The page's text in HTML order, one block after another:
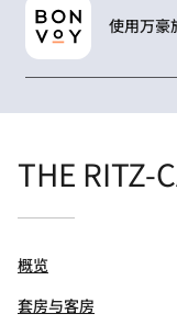
使用万豪
THE RITZ-
概览
套房与客房